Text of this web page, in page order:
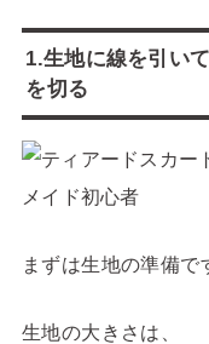
1.生地に線を引い
を切る
まずは生地の準備で
生地の大きさは、